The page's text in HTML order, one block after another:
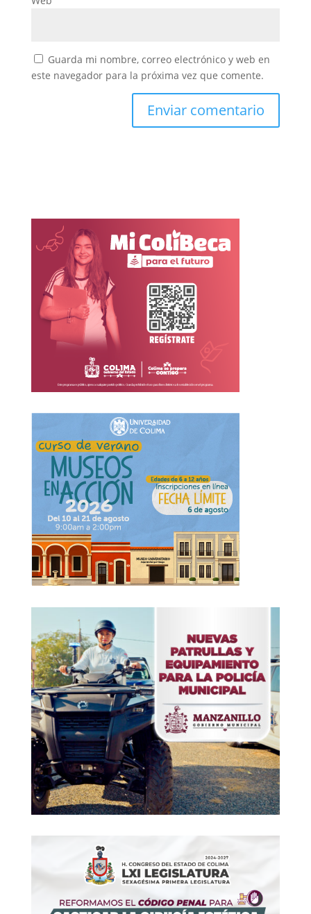
Guarda mi nombre, correo electrónico y web en
este navegador para la próxima vez que comente.